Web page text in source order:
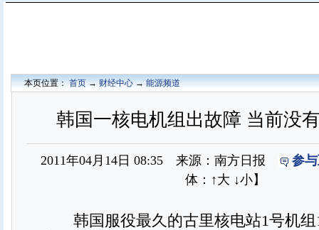
本页位置：首页→财经中心→能源频道
韩国一核电机组出故障 当前没
2011年04月14日 08:35 来源：南方日报
参
体： ↑大 ↓小】
韩国服役最久的古里核电站1号机组